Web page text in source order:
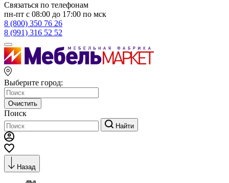
Связаться по телефонам
пн-пт с 08:00 до 17:00 по мск
8 (800) 350 76 26
8 (991) 316 52 52
Выберите город:
Очистить
Поиск
Найти
Назад